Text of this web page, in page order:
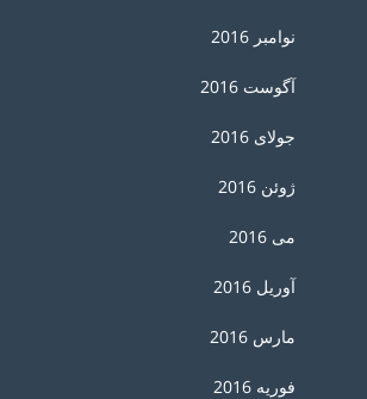
نوامبر 2016
آگوست 2016
جولای 2016
ژوئن 2016
می 2016
آوریل 2016
مارس 2016
فوریه 2016